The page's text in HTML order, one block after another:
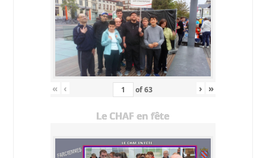
« ‹ of63 › »
Le CHAF en fête